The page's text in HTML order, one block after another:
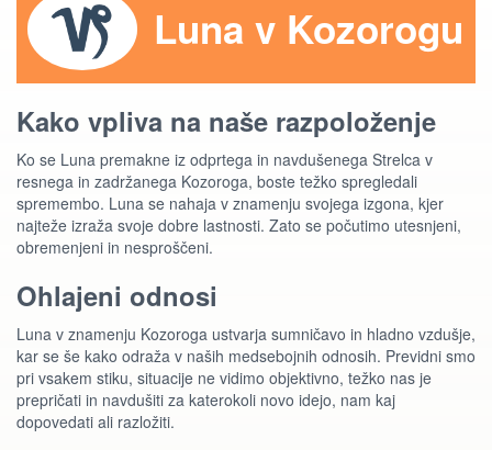
Luna v Kozorogu
Kako vpliva na naše razpoloženje
Ko se Luna premakne iz odprtega in navdušenega Strelca v
resnega in zadržanega Kozoroga, boste težko spregledali
spremembo. Luna se nahaja v znamenju svojega izgona, kjer
najteže izraža svoje dobre lastnosti. Zato se počutimo utesnjeni,
obremenjeni in nesproščeni.
Ohlajeni odnosi
Luna v znamenju Kozoroga ustvarja sumničavo in hladno vzdušje,
kar se še kako odraža v naših medsebojnih odnosih. Previdni smo
pri vsakem stiku, situacije ne vidimo objektivno, težko nas je
prepričati in navdušiti za katerokoli novo idejo, nam kaj
dopovedati ali razložiti.